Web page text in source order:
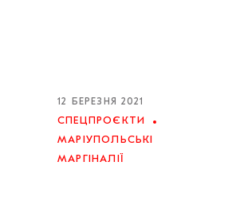
12 БЕРЕЗНЯ 2021
СПЕЦПРОЄКТИ
МАРІУПОЛЬСЬКІ
МАРГІНАЛІЇ